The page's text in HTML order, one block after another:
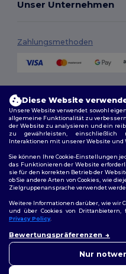
Unser Unternehmen
Zahlungsmethoden
Allgemeine Geschäftsbedingungen
Datenschutzbestimmungen|
Folge uns
Diese Website
Unsere Website verwendet sowohl
allgemeine Funktionalität zu
der Website zu analysieren und ein
zu gewährleisten, einschließlich
Interaktionen mit unserer Website und
Sie können Ihre Cookie-Einstellungen
das Funktionieren der Website
sie für den korrekten Betrieb der
ob Sie andere Arten von Cookies, wie
Zielgruppenansprache verwendet
Weitere Informationen darüber, wie wir
und über Cookies von
Privacy Policy.
Bewertungspräferenzen
Nur